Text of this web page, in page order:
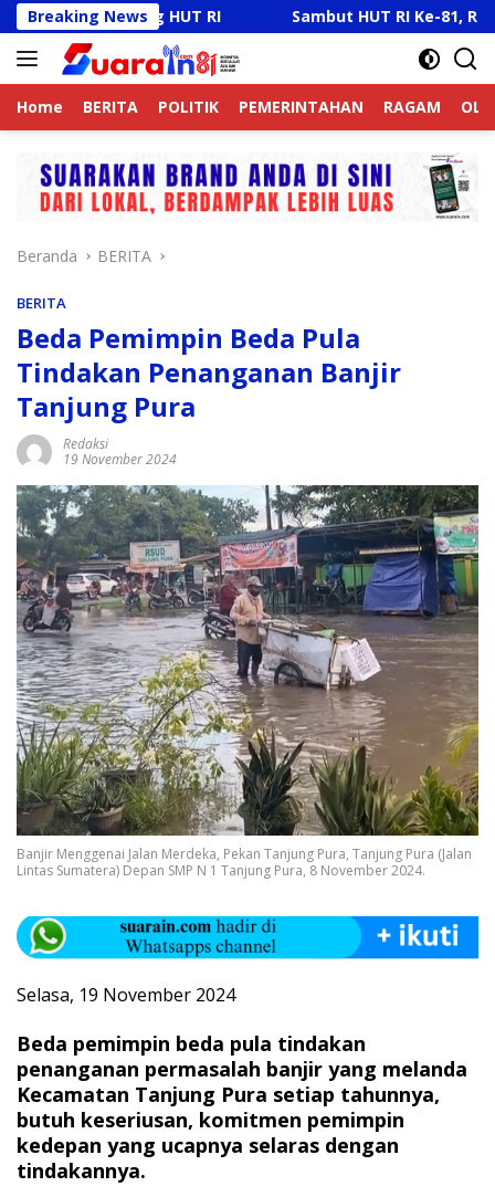
Langsung
ke
konten
Breaking News
RI Sambut HUT RI Ke-81, Ricky Anthony Buka
Home BERITA POLITIK PEMERINTAHAN RAGAM
Beranda BERITA
BERITA
Beda Pemimpin Beda Pula
Tindakan Penanganan Banjir
Tanjung Pura
Redaksi
19 November 2024
Banjir Menggenai Jalan Merdeka, Pekan Tanjung Pura, Tanjung Pura (Jalan
Lintas Sumatera) Depan SMP N 1 Tanjung Pura, 8 November 2024.
Selasa, 19 November 2024
Beda pemimpin beda pula tindakan
penanganan permasalah banjir yang melanda
Kecamatan Tanjung Pura setiap tahunnya,
butuh keseriusan, komitmen pemimpin
kedepan yang ucapnya selaras dengan
tindakannya.